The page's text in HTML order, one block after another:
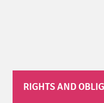
RIGHTS AND